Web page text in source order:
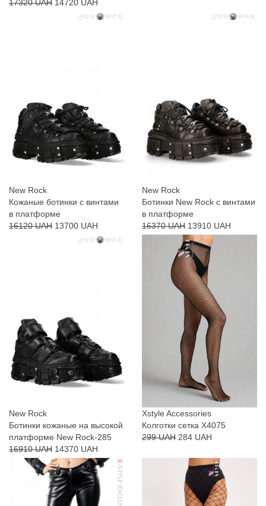
17320 UAH 14720 UAH
New Rock
Кожаные ботинки с винтами
в платформе
16120 UAH 13700 UAH
New Rock
Ботинки New Rock с винтами
в платформе
16370 UAH 13910 UAH
New Rock
Ботинки кожаные на высокой
платформе New Rock-285
16910 UAH 14370 UAH
Xstyle Accessories
Колготки сетка X4075
299 UAH 284 UAH